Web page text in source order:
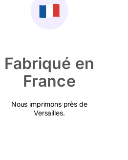
Fabriqué en
France
Nous imprimons près de
Versailles.